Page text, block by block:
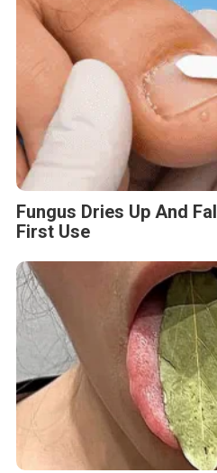
Fungus Dries Up And
First Use